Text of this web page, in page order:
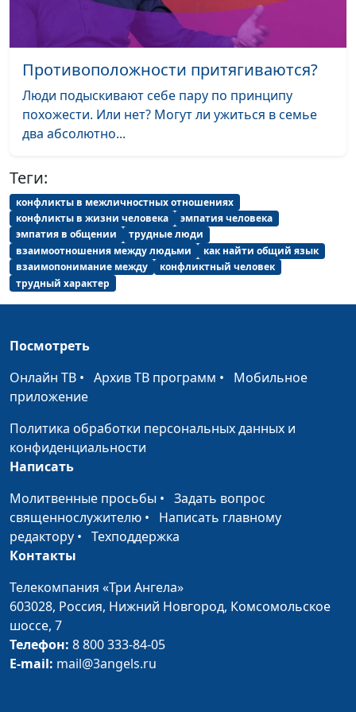
Формы созависимых
отношений (вторая
часть)
Юлия Синицына,
Лариса Павлова,
Формы созависимых
отношений (первая
часть)
Юлия Синицына,
Лариса Павлова,
дисфункциональных
семей
психолог
Роли в
дисфункциональной
семье
Юлия Синицына,
Лариса Павлова,
психолог
Признаки
семьи
Юлия Синицына,
#190
Не судить других
людей
Юлия Синицына, Лидия
Навязчивые мысли
Аккуратность и
трудолюбие у детей
Юлия Синицына, Лидия
Нейкурс, семейный
Как научить ребенка
владеть собой
Юлия Синицына, Лидия
Нейкурс, семейный
Слепая
Противоположности притягиваются?
Люди подыскивают себе пару по принципу
похожести. Или нет? Могут ли ужиться в семье
два абсолютно...
Теги:
конфликты в межличностных отношениях
конфликты в жизни человека
эмпатия человека
эмпатия в общении
трудные люди
взаимоотношения между людьми
как найти общий язык
взаимопонимание между
конфликтный человек
трудный характер
Посмотреть
Онлайн ТВ • Архив ТВ программ • Мобильное
приложение
Политика обработки персональных данных и
конфиденциальности
Написать
Молитвенные просьбы • Задать вопрос
священнослужителю • Написать главному
редактору • Техподдержка
Контакты
Телекомпания «Три Ангела»
603028, Россия, Нижний Новгород, Комсомольское
шоссе, 7
Телефон: 8 800 333-84-05
E-mail: mail@3angels.ru